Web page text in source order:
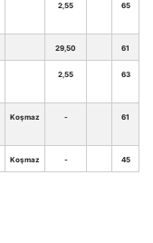
2,55 65
29,50 61
2,55 63
Koşmaz - 61
Koşmaz - 45